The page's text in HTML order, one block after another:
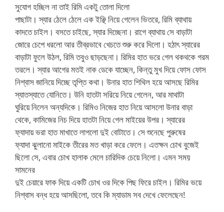
সুযোগ হচ্ছিল না তাই রিমি একটু তোলা দিলো
পাছাটা। স্যার ঠেলে ঠেলে এক ইঞ্ছি নিয়ে গেলেন ভিতরে, রিমি ব্যাথায়
কাদতে চাইল। বসতে চাইছে, স্যার দিচ্ছেনা। রাগে ব্যাথায় সে বাড়াটা
জোরে চেপে ধরলো আর তীব্রভাবে খেচতে শুরু করে দিলো। হঠাৎ স্যারের
বাড়াটা ফুলে উঠল, রিমি তবুও ছাড়ছেনা। রিমির হাত ভরে গেল থকথকে গরম
তরলে। স্যার আগের মতই নাক ডেকে যাচ্ছেন, কিন্তু মুখ দিয়ে ফোস ফোস
নিশ্বাস জানিয়ে দিচ্ছে তৃপ্তি কথা। উনার হাত শিথিল হয়ে আসছে রিমির
স্যাতস্যাতে যোনিতে। উনি হাতটা সরিয়ে নিয়ে গেলেন, আর মাথাটা
ঘুরিয়ে নিলেন অন্যদিকে। রিমিও নিজের হাত নিয়ে আসলো উনার বাড়া
থেকে, কামিজের নিচ দিয়ে হাতটা নিয়ে গেল মাইয়ের উপর। স্যারের
ফ্যাদায় ভরা হাত মাখাতে লাগলো দুই বোটাতে। সে শুনেছে পুরুষের
ফ্যাদা ঝুলানো মাইকে তীরের মত খাড়া করে ফেলে। এতক্ষন চোখ বুজেই
ছিলো সে, এবার চোখ হালাক মেলে চারিদিক চেয়ে নিলো। এমন সময়
সামনের
দুই চেয়ারে ফাক দিয়ে একটি চোখ ওর দিকে পিছ ফিরে চাইল। রিমির ভয়ে
নিশ্বাস বন্ধ হয়ে আসছিলো, তবে কি ম্যাডাম সব দেখে ফেলেছেন!